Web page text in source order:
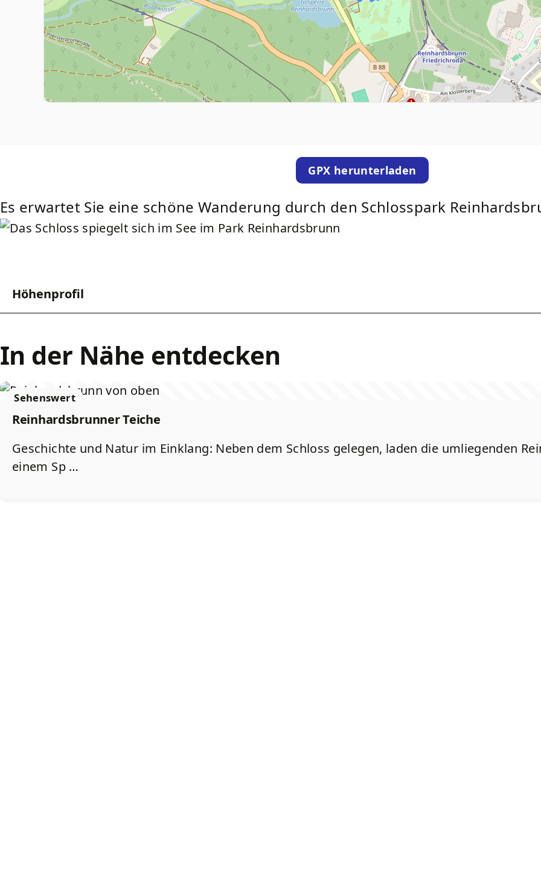
GPX herunterladen
Teaser
Es erwartet Sie eine schöne Wanderung durch den Schlosspark
Höhenprofil
In der Nähe entdecken
Sehenswert
Reinhardsbrunner Teiche
Geschichte und Natur im Einklang: Neben dem Schloss gelegen, laden die umliegenden
einem Sp …